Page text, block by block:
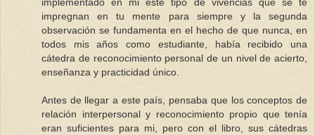
impregnan en tu mente para siempre y la segunda
observación se fundamenta en el hecho de que nunca, en
todos mis años como estudiante, había recibido una
cátedra de reconocimiento personal de un nivel de acierto,
enseñanza y practicidad único.
Antes de llegar a este país, pensaba que los conceptos de
relación interpersonal y reconocimiento propio que tenía
eran suficientes para mi, pero con el libro, sus cátedras